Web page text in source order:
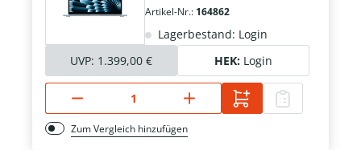
Artikel-Nr.: 164862
Lagerbestand: Login
UVP: 1.399,00 € HEK: Login
Zum Vergleich hinzufügen